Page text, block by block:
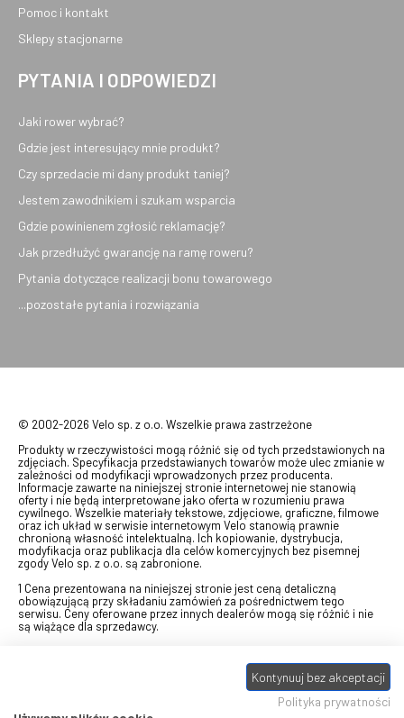
Pomoc i kontakt
Sklepy stacjonarne
PYTANIA I ODPOWIEDZI
Jaki rower wybrać?
Gdzie jest interesujący mnie produkt?
Czy sprzedacie mi dany produkt taniej?
Jestem zawodnikiem i szukam wsparcia
Gdzie powinienem zgłosić reklamację?
Jak przedłużyć gwarancję na ramę roweru?
Pytania dotyczące realizacji bonu towarowego
...pozostałe pytania i rozwiązania
© 2002-2026 Velo sp. z o.o. Wszelkie prawa zastrzeżone
Produkty w rzeczywistości mogą różnić się od tych przedstawionych na
zdjęciach. Specyfikacja przedstawianych towarów może ulec zmianie w
zależności od modyfikacji wprowadzonych przez producenta.
Informacje zawarte na niniejszej stronie internetowej nie stanowią
oferty i nie będą interpretowane jako oferta w rozumieniu prawa
cywilnego. Wszelkie materiały tekstowe, zdjęciowe, graficzne, filmowe
oraz ich układ w serwisie internetowym Velo stanowią prawnie
chronioną własność intelektualną. Ich kopiowanie, dystrybucja,
modyfikacja oraz publikacja dla celów komercyjnych bez pisemnej
zgody Velo sp. z o.o. są zabronione.
1 Cena prezentowana na niniejszej stronie jest ceną detaliczną
obowiązującą przy składaniu zamówień za pośrednictwem tego
serwisu. Ceny oferowane przez innych dealerów mogą się różnić i nie
są wiążące dla sprzedawcy.
swój bon" na towary z oferty VELO, aktualnie dostępnej na stronie
, w ramach sprzedaży premiowej. Dowiedz się jak
stronie promocji. Prezentowana wartość
eBonu uwzględnia fakt wyrażenia - w procesie rejestracji w Panelu
klienta- zgody na otrzymywanie drogą mailową informacji handlowo-
Kontynuuj bez akceptacji
Polityka prywatności